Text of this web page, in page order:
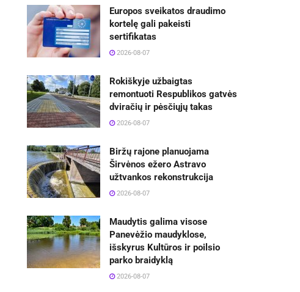
Europos sveikatos draudimo
kortelę gali pakeisti
sertifikatas
2026-08-07
Rokiškyje užbaigtas
remontuoti Respublikos gatvės
dviračių ir pėsčiųjų takas
2026-08-07
Biržų rajone planuojama
Širvėnos ežero Astravo
užtvankos rekonstrukcija
2026-08-07
Maudytis galima visose
Panevėžio maudyklose,
išskyrus Kultūros ir poilsio
parko braidyklą
2026-08-07